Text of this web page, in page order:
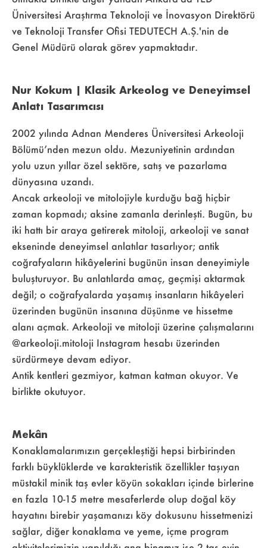
Üniversitesi Araştırma Teknoloji ve İnovasyon Direktörü
ve Teknoloji Transfer Ofisi TEDUTECH A.Ş.'nin de
Genel Müdürü olarak görev yapmaktadır.
Nur Kokum | Klasik Arkeolog ve Deneyimsel
Anlatı Tasarımcısı
2002 yılında Adnan Menderes Üniversitesi Arkeoloji
Bölümü’nden mezun oldu. Mezuniyetinin ardından
yolu uzun yıllar özel sektöre, satış ve pazarlama
dünyasına uzandı.
Ancak arkeoloji ve mitolojiyle kurduğu bağ hiçbir
zaman kopmadı; aksine zamanla derinleşti. Bugün, bu
iki hattı bir araya getirerek mitoloji, arkeoloji ve sanat
ekseninde deneyimsel anlatılar tasarlıyor; antik
coğrafyaların hikâyelerini bugünün insan deneyimiyle
buluşturuyor. Bu anlatılarda amaç, geçmişi aktarmak
değil; o coğrafyalarda yaşamış insanların hikâyeleri
üzerinden bugünün insanına düşünme ve hissetme
alanı açmak. Arkeoloji ve mitoloji üzerine çalışmalarını
@arkeoloji.mitoloji Instagram hesabı üzerinden
sürdürmeye devam ediyor.
Antik kentleri gezmiyor, katman katman okuyor. Ve
birlikte okutuyor.
Mekân
Konaklamalarımızın gerçekleştiği hepsi birbirinden
farklı büyklüklerde ve karakteristik özellikler taşıyan
müstakil minik taş evler köyün sokakları içinde birlerine
en fazla 10-15 metre mesaferlerde olup doğal köy
hayatını birebir yaşamanızı köy dokusunu hissetmenizi
sağlar, diğer konaklama ve yeme, içme program